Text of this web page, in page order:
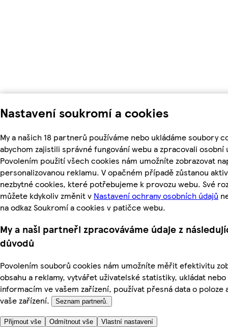
Nastavení soukromí a cookies
My a našich 18 partnerů používáme nebo ukládáme soubory
abychom zajistili správné fungování webu a zpracovali osobní
Povolením použití všech cookies nám umožníte zobrazovat
personalizovanou reklamu. V opačném případě zůstanou
nezbytné cookies, které potřebujeme k provozu webu. Své
můžete kdykoliv změnit v Nastavení ochrany osobních údajů
na odkaz Soukromí a cookies v patičce webu.
My a naši partneři zpracováváme údaje z
důvodů
Povolením souborů cookies nám umožníte měřit efektivitu
obsahu a reklamy, vytvářet uživatelské statistiky, ukládat
informacím ve vašem zařízení, používat přesná data o poloze
vaše zařízení.
Seznam partnerů.
Přijmout vše Odmítnout vše Vlastní nastavení